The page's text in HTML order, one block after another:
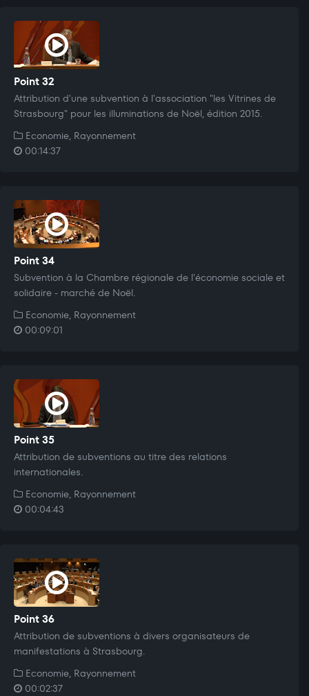
Point 32
Attribution d'une subvention à l'association "les Vitrines de
Strasbourg" pour les illuminations de Noël, édition 2015.
Economie, Rayonnement
00:14:37
Point 34
Subvention à la Chambre régionale de l'économie sociale et
solidaire - marché de Noël.
Economie, Rayonnement
00:09:01
Point 35
Attribution de subventions au titre des relations
internationales.
Economie, Rayonnement
00:04:43
Point 36
Attribution de subventions à divers organisateurs de
manifestations à Strasbourg.
Economie, Rayonnement
00:02:37